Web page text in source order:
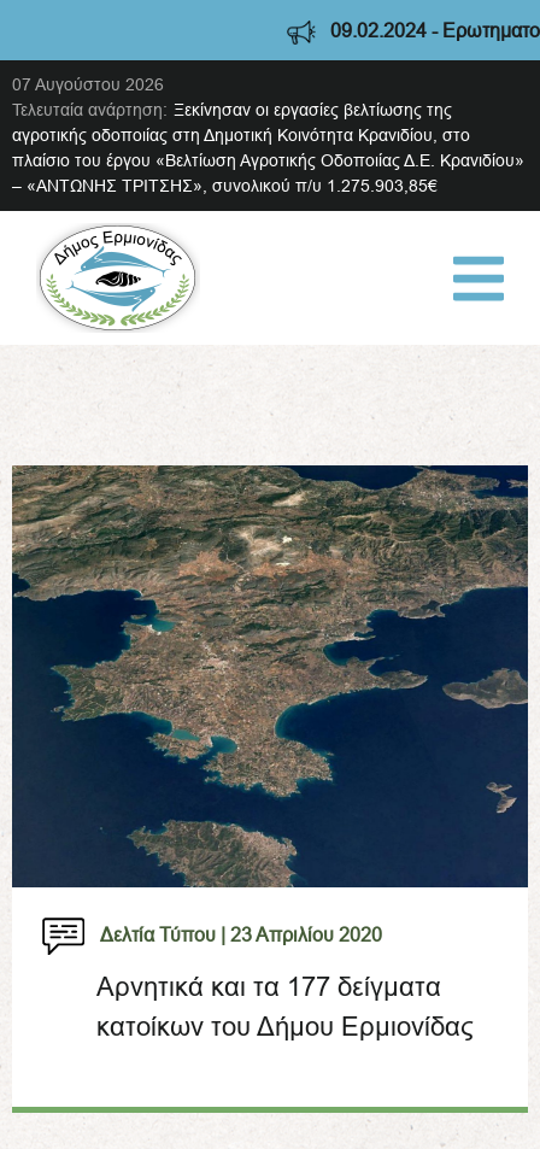
09.02.2024 -
07 Αυγούστου 2026
Τελευταία ανάρτηση: Ξεκίνησαν οι εργασίες βελτίωσης της
αγροτικής οδοποιίας στη Δημοτική Κοινότητα Κρανιδίου, στο
πλαίσιο του έργου «Βελτίωση Αγροτικής Οδοποιίας Δ.Ε. Κρανιδίου»
– «ΑΝΤΩΝΗΣ ΤΡΙΤΣΗΣ», συνολικού π/υ 1.275.903,85€
Δελτία Τύπου | 23 Απριλίου 2020
Αρνητικά και τα 177 δείγματα
κατοίκων του Δήμου Ερμιονίδας